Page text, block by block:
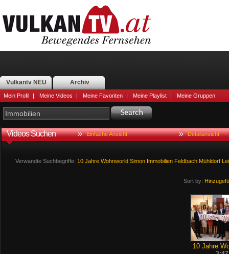
Vulkantv NEU Archiv
Mein Profil | Meine Videos | Meine Favoriten | Meine Playlist | Meine Gruppen
Videos Suchen Einfache Ansicht Detailansicht
Verwandte Suchbegriffe: 10 Jahre Wohnworld Simon Immobilien Feldbach Mühldorf
Sort by:
10 Jahre